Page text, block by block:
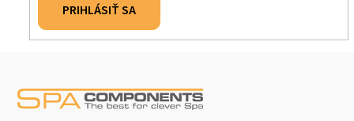
PRIHLÁSIŤ SA